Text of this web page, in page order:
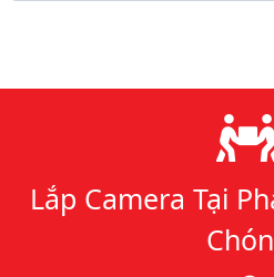
Lý do chọn chúng tôi
Lắp Camera Tại